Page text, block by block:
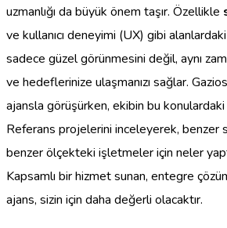
uzmanlığı da büyük önem taşır. Özellikle
ve kullanıcı deneyimi (UX) gibi
sadece güzel görünmesini değil, aynı
ve hedeflerinize ulaşmanızı sağlar.
ajansla görüşürken, ekibin bu
Referans projelerini inceleyerek, benzer
benzer ölçekteki işletmeler için neler
Kapsamlı bir hizmet sunan, entegre
ajans, sizin için daha değerli olacaktır.